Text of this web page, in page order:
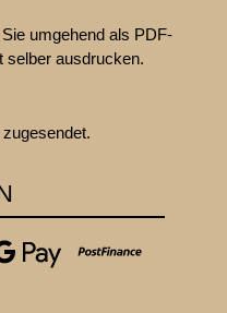
umgehend als PDF-
selber ausdrucken.